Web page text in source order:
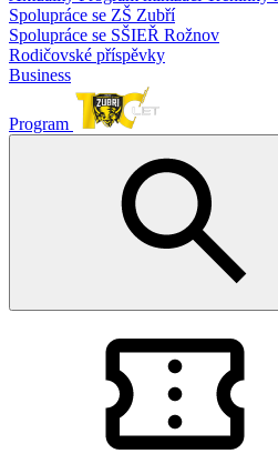
Spolupráce se ZŠ Zubří
Spolupráce se SŠIEŘ Rožnov
Rodičovské příspěvky
Business
Program